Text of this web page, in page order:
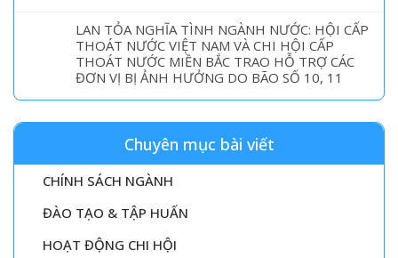
LAN TỎA NGHĨA TÌNH NGÀNH NƯỚC: HỘI CẤP
THOÁT NƯỚC VIỆT NAM VÀ CHI HỘI CẤP
THOÁT NƯỚC MIỀN BẮC TRAO HỖ TRỢ CÁC
ĐƠN VỊ BỊ ẢNH HƯỞNG DO BÃO SỐ 10, 11
Chuyên mục bài viết
CHÍNH SÁCH NGÀNH
ĐÀO TẠO & TẬP HUẤN
HOẠT ĐỘNG CHI HỘI